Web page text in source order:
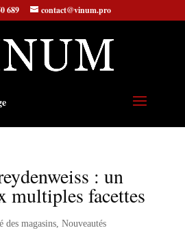
689 contact@vinum.pro
: un
multiples facettes
des magasins, Nouveautés